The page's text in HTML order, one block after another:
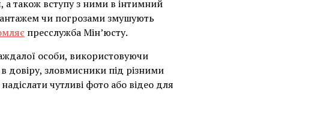
а також вступу з ними в інтимний
чи погрозами змушують
пресслужба Мін’юсту.
особи, використовуючи
довіру, зловмисники під різними
чутливі фото або відео для